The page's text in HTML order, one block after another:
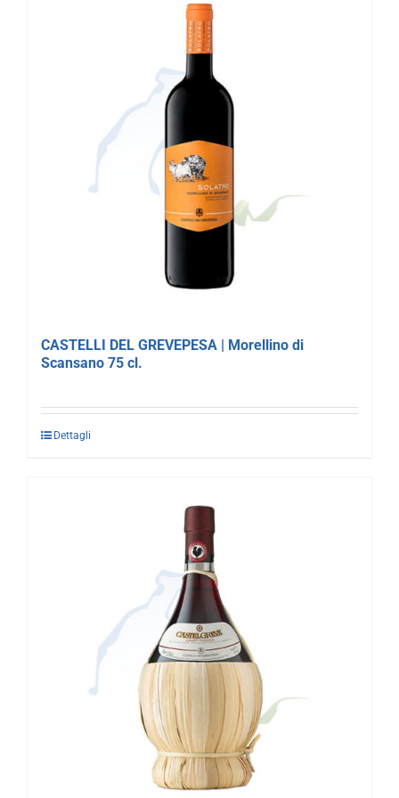
CASTELLI DEL GREVEPESA | Morellino di
Scansano 75 cl.
Dettagli